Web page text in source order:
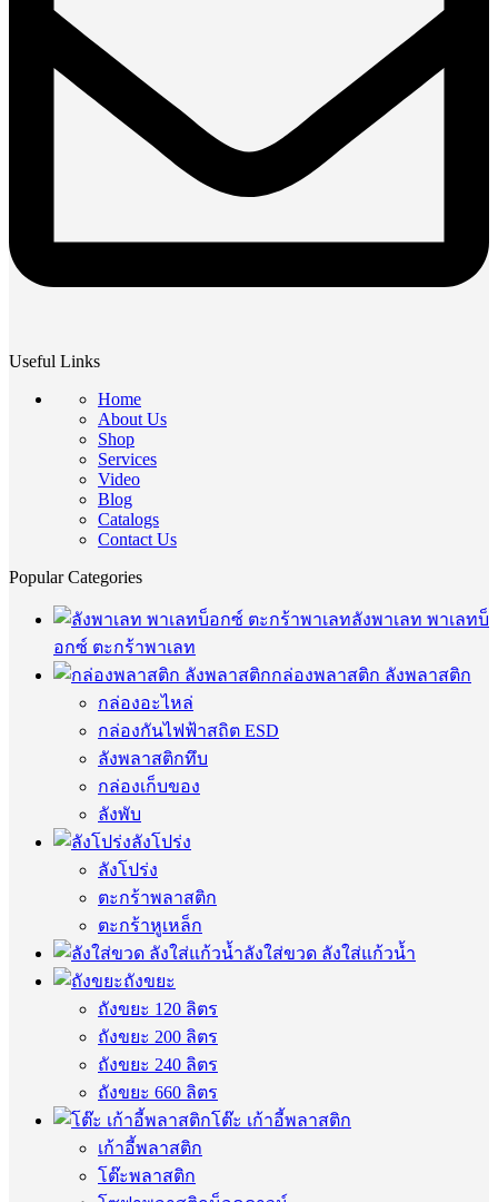
Useful Links
Home
About Us
Shop
Services
Video
Blog
Catalogs
Contact Us
Popular Categories
ลังพาเลท พาเลทบ็
อกซ์ ตะกร้าพาเลท
กล่องพลาสติก ลังพลาสติก
กล่องอะไหล่
กล่องกันไฟฟ้าสถิต ESD
ลังพลาสติกทึบ
กล่องเก็บของ
ลังพับ
ลังโปร่ง
ลังโปร่ง
ตะกร้าพลาสติก
ตะกร้าหูเหล็ก
ลังใส่ขวด ลังใส่แก้วน้ำ
ถังขยะ
ถังขยะ 120 ลิตร
ถังขยะ 200 ลิตร
ถังขยะ 240 ลิตร
ถังขยะ 660 ลิตร
โต๊ะ เก้าอี้พลาสติก
เก้าอี้พลาสติก
โต๊ะพลาสติก